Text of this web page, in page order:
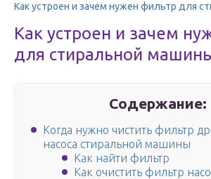
Как устроен и зачем нужен фильтр для
Как устроен и зачем
для стиральной
Содержание:
Когда нужно чистить фильтр
насоса стиральной машины
Как найти фильтр
Как очистить фильтр